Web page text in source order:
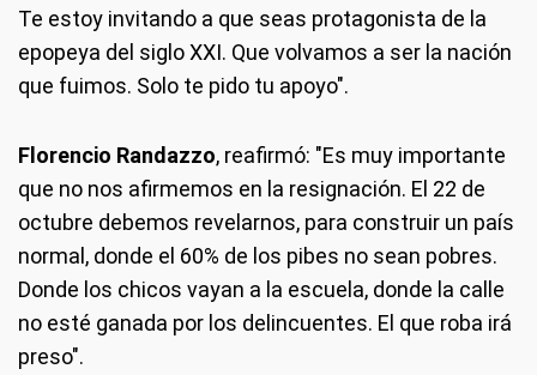
Te estoy invitando a que seas protagonista de la
epopeya del siglo XXI. Que volvamos a ser la nación
que fuimos. Solo te pido tu apoyo".
Florencio Randazzo, reafirmó: "Es muy importante
que no nos afirmemos en la resignación. El 22 de
octubre debemos revelarnos, para construir un país
normal, donde el 60% de los pibes no sean pobres.
Donde los chicos vayan a la escuela, donde la calle
no esté ganada por los delincuentes. El que roba irá
preso".